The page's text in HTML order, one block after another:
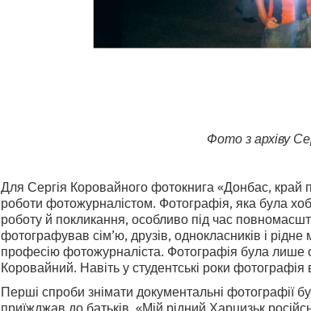
Фото з архіву
Для Сергія Коровайного фотокнига «Донбас, край
роботи фотожурналістом. Фотографія, яка була
роботу й покликання, особливо під час
фотографував сім’ю, друзів, однокласників і
професію фотожурналіста. Фотографія була лише
Коровайний. Навіть у студентські роки
Перші спроби знімати документальні фотографії
приїжджав до батьків. «Мій рідний Харцизьк